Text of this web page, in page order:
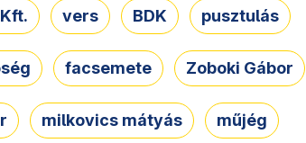
vers BDK pusztulás
facsemete Zoboki Gábor
milkovics mátyás műjég